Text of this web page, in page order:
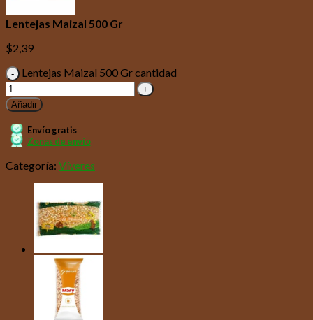
Lentejas Maizal 500 Gr
$2,39
Lentejas Maizal 500 Gr cantidad
Añadir
Envío gratis
Zonas de envío
Categoría: Víveres